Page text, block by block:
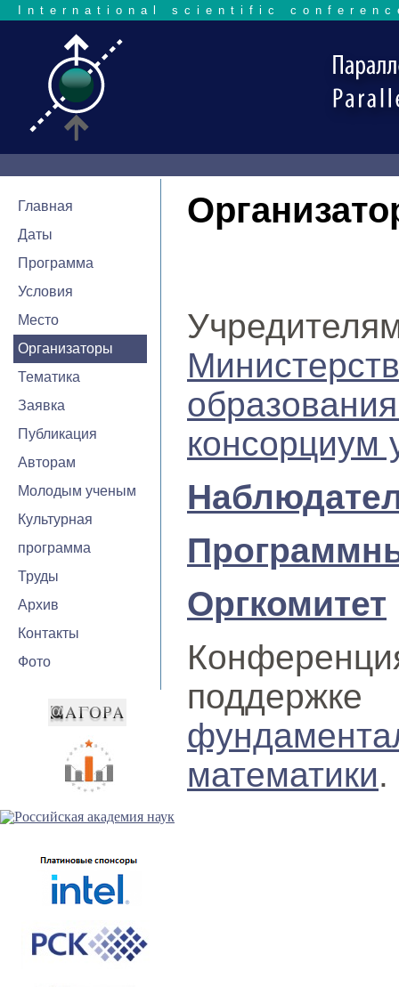
International scientific
Главная
Даты
Программа
Условия
Место
Организаторы
Тематика
Заявка
Публикация
Авторам
Молодым ученым
Культурная
программа
Труды
Архив
Контакты
Фото
консорциум
Оргкомитет
математики.